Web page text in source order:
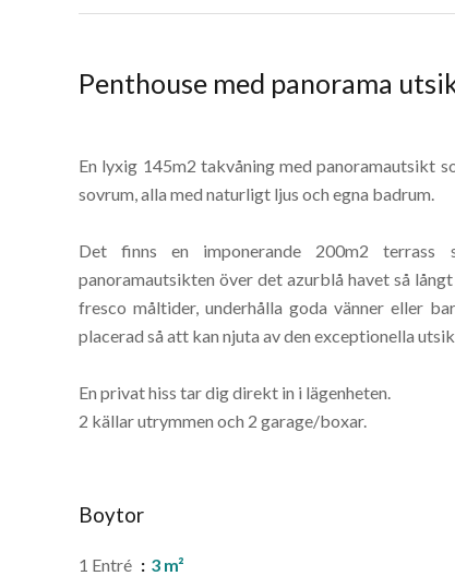
Penthouse med panorama
En lyxig 145m2 takvåning med panoramautsikt
sovrum, alla med naturligt ljus och egna badrum.
Det finns en imponerande 200m2 terrass
panoramautsikten över det azurblå havet så
fresco måltider, underhålla goda vänner eller
placerad så att kan njuta av den exceptionella
En privat hiss tar dig direkt in i lägenheten.
2 källar utrymmen och 2 garage/boxar.
Boytor
1 Entré
3 m²